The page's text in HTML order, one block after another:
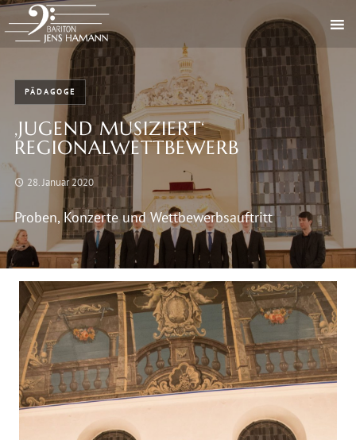
PÄDAGOGE
‚JUGEND MUSIZIERT‘
REGIONALWETTBEWERB
28. Januar 2020
Proben, Konzerte und Wettbewerbsauftritt